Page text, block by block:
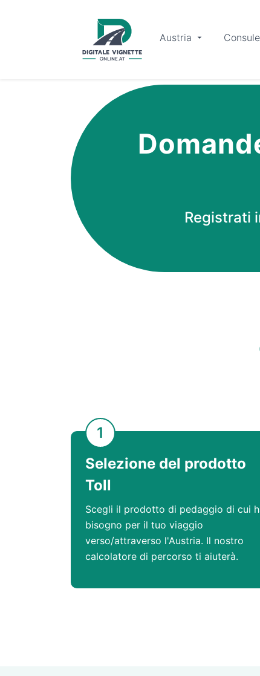
Austria
Registrati
1
Selezione del prodotto
Toll
Scegli il prodotto di pedaggio di cui
bisogno per il tuo viaggio
verso/attraverso l'Austria. Il nostro
calcolatore di percorso ti aiuterà.